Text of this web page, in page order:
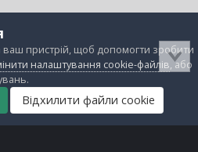
ваш пристрій, щоб допомогти зробити
налаштування cookie-файлів, або
Відхилити файли cookie
Завантаження Непрочитані Реєстрація